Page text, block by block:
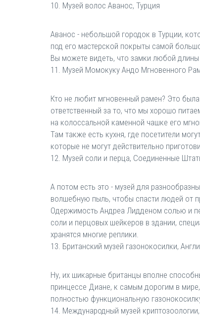
10. Музей волос Аванос, Турция
Аванос - небольшой городок в Турции,
под его мастерской покрыты самой
Вы можете видеть, что замки любой
11. Музей Момокуку Андо Мгновенного
Кто не любит мгновенный рамен? Это
ответственный за то, что мы хорошо
на колоссальной каменной чашке его
Там также есть кухня, где посетители
которые не могут действительно
12. Музей соли и перца, Соединенные
А потом есть это - музей для
волшебную пыль, чтобы спасти людей от
Одержимость Андреа Лидденом солью и
соли и перцовых шейкеров в здании,
хранятся многие реплики.
13. Британский музей газонокосилки,
Ну, их шикарные британцы вполне
принцессе Диане, к самым дорогим в
полностью функциональную
14. Международный музей